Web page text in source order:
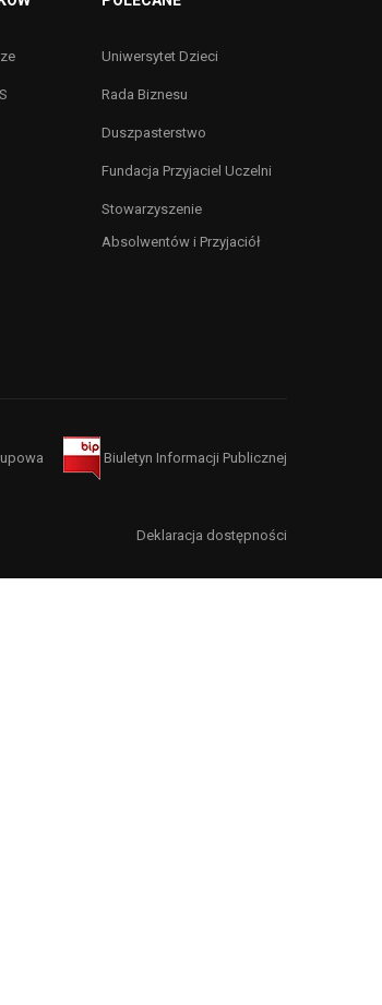
Uniwersytet Dzieci
Rada Biznesu
Duszpasterstwo
Fundacja Przyjaciel Uczelni
Stowarzyszenie
Absolwentów i Przyjaciół
Biuletyn Informacji Publicznej
Deklaracja dostępności